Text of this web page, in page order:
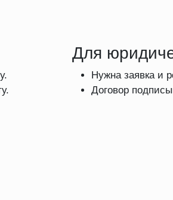
Для
Нужна заявка и
Договор